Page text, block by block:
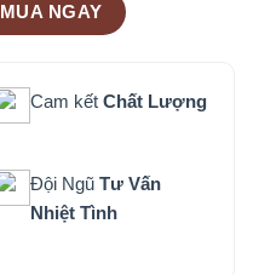
MUA NGAY
Cam kết Chất Lượng
Đội Ngũ Tư Vấn
Nhiệt Tình